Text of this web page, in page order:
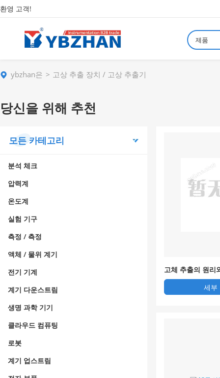
환영 고객!
제품
ybzhan은 고상 추출 장치 / 고상 추출기
당신을 위해 추천
모든 카테고리
분석 체크
압력계
온도계
실험 기구
측정 / 측정
액체 / 물위 계기
전기 기계
계기 다운스트림
생명 과학 기기
클라우드 컴퓨팅
로봇
계기 업스트림
고체 추출의 원리
세부